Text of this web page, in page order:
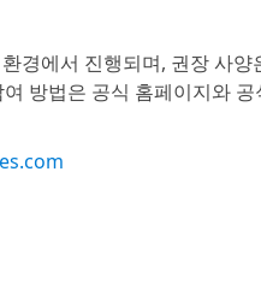
경에서 진행되며, 권장 사
방법은 공식 홈페이지와